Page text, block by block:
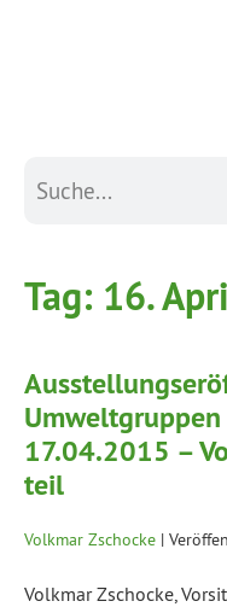
Tag: 16.
17.04.2015 –
teil
Volkmar Zschocke |
Volkmar Zschocke,